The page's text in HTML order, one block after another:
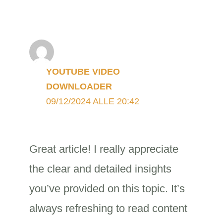
YOUTUBE VIDEO
DOWNLOADER
09/12/2024 ALLE 20:42
Great article! I really appreciate
the clear and detailed insights
you’ve provided on this topic. It’s
always refreshing to read content